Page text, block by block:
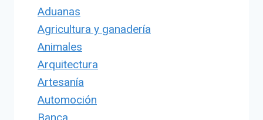
Aduanas
Agricultura y ganadería
Animales
Arquitectura
Artesanía
Automoción
Banca